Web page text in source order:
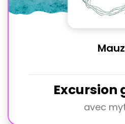
Excursion
avec